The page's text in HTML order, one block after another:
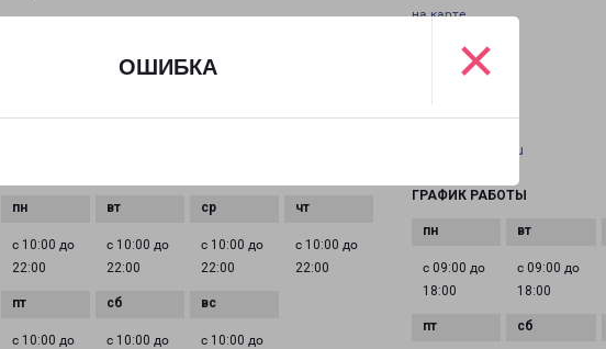
ОШИБКА ×
с 10:00 до
22:00
с 10:00 до
22:00
с 10:00 до
22:00
с 10:00 до
22:00
с 10:00 до
с 10:00 до
с 10:00 до
на карте
ТЕЛЕФОН
pecom@pecom.ru
ГРАФИК РАБОТЫ
с 09:00 до
18:00
с 09:00 до
18:00